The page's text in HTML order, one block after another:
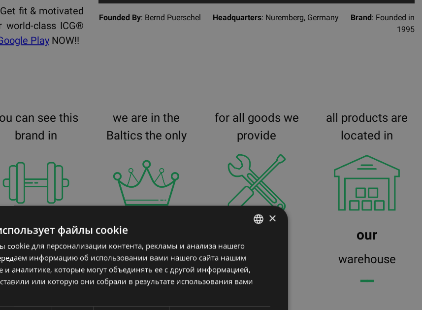
fit & motivated
world-class ICG®
Play NOW!!
Founded By: Bernd Puerschel Headquarters: Nuremberg, Germany Brand: Founded in
1995
can see this
brand in
43+
gyms
━━
we are in the
Baltics the only
official
dealer
━━
for all goods we
provide
service
━━
all products are
located in
our
warehouse
━━
×
файлы cookie
для персонализации контента, рекламы и анализа нашего
информацию об использовании вами нашего сайта нашим
и аналитике, которые могут объединять ее с другой информацией,
или которую они собрали в результате использования вами